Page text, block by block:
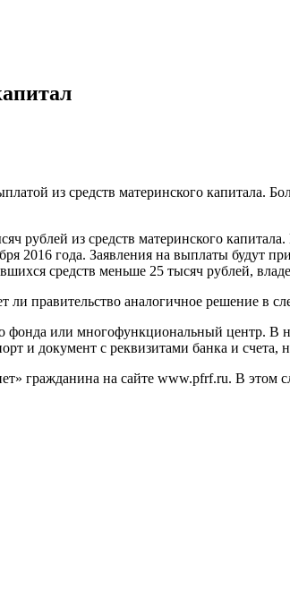
из средств материнского капитала.
рублей из средств материнского
2016 года. Заявления на выплаты будут
средств меньше 25 тысяч рублей,
ли правительство аналогичное решение в
или многофункциональный центр. В
и документ с реквизитами банка и счета,
гражданина на сайте www.pfrf.ru. В